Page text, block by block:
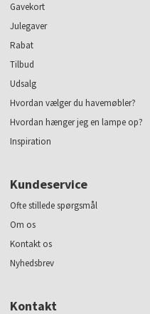
Gavekort
Julegaver
Rabat
Tilbud
Udsalg
Hvordan vælger du havemøbler?
Hvordan hænger jeg en lampe op?
Inspiration
Kundeservice
Ofte stillede spørgsmål
Om os
Kontakt os
Nyhedsbrev
Kontakt